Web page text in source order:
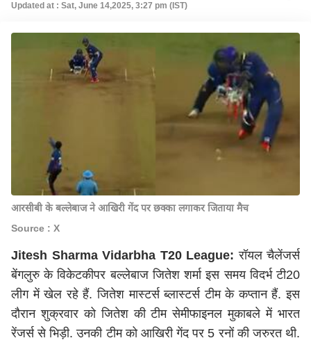
Updated at : Sat, June 14,2025, 3:27 pm (IST)
आरसीबी के बल्लेबाज ने आखिरी गेंद पर छक्का लगाकर जिताया मैच
Source : X
Jitesh Sharma Vidarbha T20 League: रॉयल चैलेंजर्स
बेंगलुरु के विकेटकीपर बल्लेबाज जितेश शर्मा इस समय विदर्भ टी20
लीग में खेल रहे हैं. जितेश मास्टर्स ब्लास्टर्स टीम के कप्तान हैं. इस
दौरान शुक्रवार को जितेश की टीम सेमीफाइनल मुकाबले में भारत
रेंजर्स से भिड़ी. उनकी टीम को आखिरी गेंद पर 5 रनों की जरुरत थी.